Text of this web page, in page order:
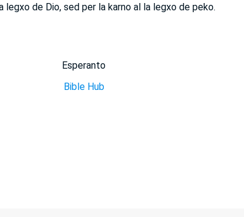
legxo de Dio, sed per la karno al la legxo de peko.
Esperanto
Bible Hub